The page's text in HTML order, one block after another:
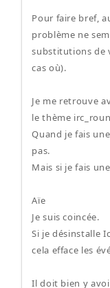
Pour faire bref,
problème ne
substitutions de
cas où).
Je me retrouve
le thème
Quand je fais
pas.
Mais si je fais
Aïe
Je suis coincée.
Si je désinstalle
cela efface les
Il doit bien y